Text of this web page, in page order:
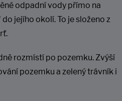
odpadní vody přímo na
jejího okolí. To je složeno z
rozmístí po pozemku. Zvýší
pozemku a zelený trávník i